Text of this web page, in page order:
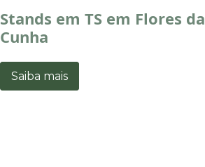
Stands em TS em Flores da
Cunha
Saiba mais